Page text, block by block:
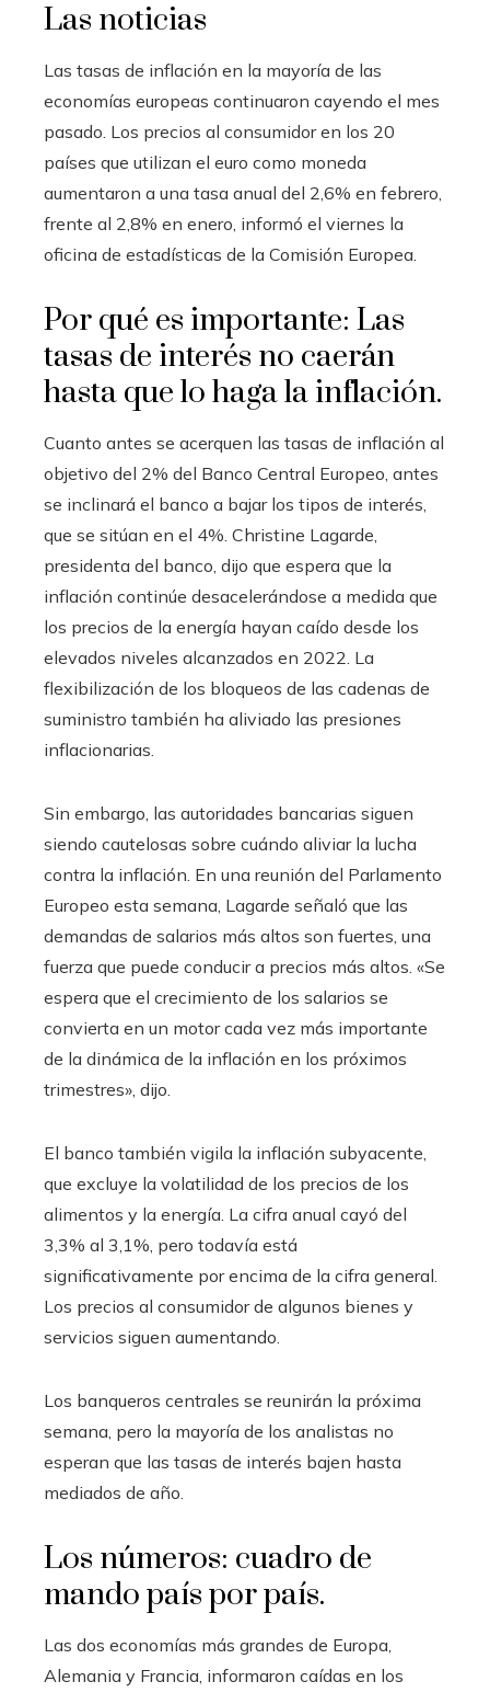
Las noticias
Las tasas de inflación en la mayoría de las
economías europeas continuaron cayendo el mes
pasado. Los precios al consumidor en los 20
países que utilizan el euro como moneda
aumentaron a una tasa anual del 2,6% en febrero,
frente al 2,8% en enero, informó el viernes la
oficina de estadísticas de la Comisión Europea.
Por qué es importante: Las
tasas de interés no caerán
hasta que lo haga la inflación.
Cuanto antes se acerquen las tasas de inflación al
objetivo del 2% del Banco Central Europeo, antes
se inclinará el banco a bajar los tipos de interés,
que se sitúan en el 4%. Christine Lagarde,
presidenta del banco, dijo que espera que la
inflación continúe desacelerándose a medida que
los precios de la energía hayan caído desde los
elevados niveles alcanzados en 2022. La
flexibilización de los bloqueos de las cadenas de
suministro también ha aliviado las presiones
inflacionarias.
Sin embargo, las autoridades bancarias siguen
siendo cautelosas sobre cuándo aliviar la lucha
contra la inflación. En una reunión del Parlamento
Europeo esta semana, Lagarde señaló que las
demandas de salarios más altos son fuertes, una
fuerza que puede conducir a precios más altos. «Se
espera que el crecimiento de los salarios se
convierta en un motor cada vez más importante
de la dinámica de la inflación en los próximos
trimestres», dijo.
El banco también vigila la inflación subyacente,
que excluye la volatilidad de los precios de los
alimentos y la energía. La cifra anual cayó del
3,3% al 3,1%, pero todavía está
significativamente por encima de la cifra general.
Los precios al consumidor de algunos bienes y
servicios siguen aumentando.
Los banqueros centrales se reunirán la próxima
semana, pero la mayoría de los analistas no
esperan que las tasas de interés bajen hasta
mediados de año.
Los números: cuadro de
mando país por país.
Las dos economías más grandes de Europa,
Alemania y Francia, informaron caídas en los